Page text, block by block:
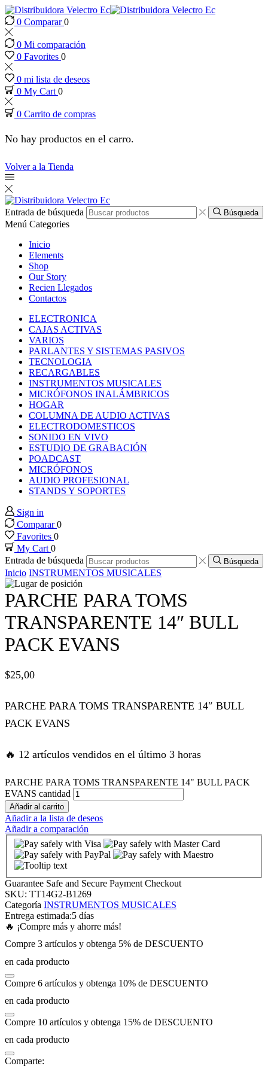
panel
panel
paketleri
panel
panel
panel
panel
panel
panel
panel
panel
panel
panel
panel
panel
panel
panel
panel
satın al
panel
panel
panel
panel
panel
panel
panel
panel
0 Comparar0
0 Mi comparación
0 Favorites 0
0 mi lista de deseos
0 My Cart 0
0 Carrito de compras
No hay productos en el carro.
Volver a la Tienda
Entrada de búsqueda Búsqueda
Menú Categories
Inicio
Elements
Shop
Our Story
Recien Llegados
Contactos
ELECTRONICA
CAJAS ACTIVAS
VARIOS
PARLANTES Y SISTEMAS PASIVOS
TECNOLOGIA
RECARGABLES
INSTRUMENTOS MUSICALES
MICRÓFONOS INALÁMBRICOS
HOGAR
COLUMNA DE AUDIO ACTIVAS
ELECTRODOMESTICOS
SONIDO EN VIVO
ESTUDIO DE GRABACIÓN
POADCAST
MICRÓFONOS
AUDIO PROFESIONAL
STANDS Y SOPORTES
Sign in
Comparar0
Favorites 0
My Cart0
Entrada de búsqueda
Búsqueda
Inicio INSTRUMENTOS MUSICALES
PARCHE PARA TOMS
TRANSPARENTE 14″ BULL
PACK EVANS
$25,00
PARCHE PARA TOMS TRANSPARENTE 14″ BULL
PACK EVANS
🔥 12 artículos vendidos en el último 3 horas
PARCHE PARA TOMS TRANSPARENTE 14" BULL PACK
EVANS cantidad
Añadir al carrito
Añadir a la lista de deseos
Añadir a comparación
Guarantee Safe and Secure Payment Checkout
SKU: TT14G2-B1269
Categoría INSTRUMENTOS MUSICALES
Entrega estimada:5 días
🔥 ¡Compre más y ahorre más!
Compre 3 artículos y obtenga 5% de DESCUENTO
en cada producto
Compre 6 artículos y obtenga 10% de DESCUENTO
en cada producto
Compre 10 artículos y obtenga 15% de DESCUENTO
en cada producto
Comparte: